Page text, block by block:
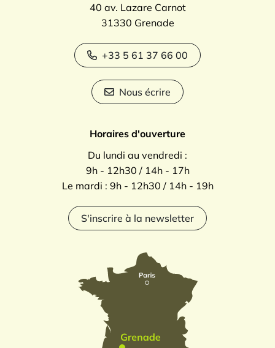
40 av. Lazare Carnot
31330 Grenade
+33 5 61 37 66 00
Nous écrire
Horaires d'ouverture
Du lundi au vendredi :
9h - 12h30 / 14h - 17h
Le mardi : 9h - 12h30 / 14h - 19h
S'inscrire à la newsletter